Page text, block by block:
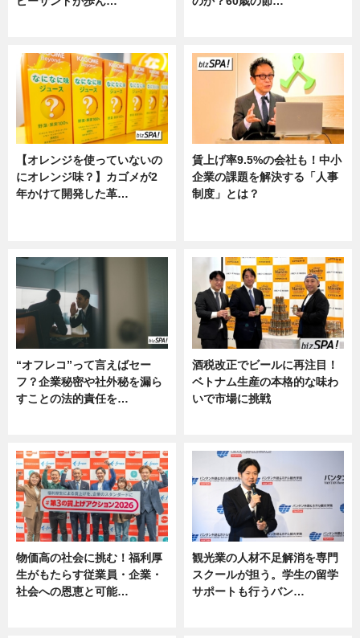
【オレンジを使っていないの
にオレンジ味？】カゴメが2
年かけて開発した革…
賃上げ率9.5%の会社も！中小
企業の課題を解決する「人事
制度」とは？
“オフレコ”って言えばセー
フ？企業秘密や社外秘を漏ら
すことの法的責任を…
酒税改正でビールに再注目！
ベトナム生産の本格的な味わ
いで市場に挑戦
物価高の社会に挑む！福利厚
生がもたらす従業員・企業・
社会への恩恵と可能…
観光業の人材不足解消を専門
スクールが担う。学生の留学
サポートも行うバン…